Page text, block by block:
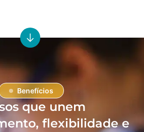
Benefícios
que unem
flexibilidade e